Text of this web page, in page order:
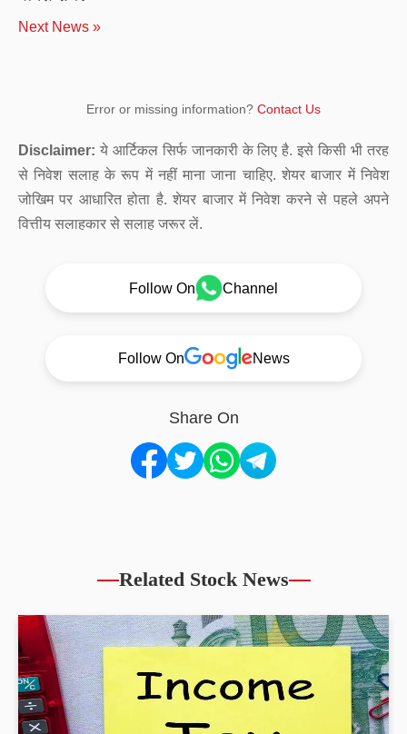
Next News »
Error or missing information? Contact Us
Disclaimer: ये आर्टिकल सिर्फ जानकारी के लिए है. इसे किसी भी तरह
से निवेश सलाह के रूप में नहीं माना जाना चाहिए. शेयर बाजार में निवेश
जोखिम पर आधारित होता है. शेयर बाजार में निवेश करने से पहले अपने
वित्तीय सलाहकार से सलाह जरूर लें.
Follow On Channel
Follow On News
Share On
Related Stock News